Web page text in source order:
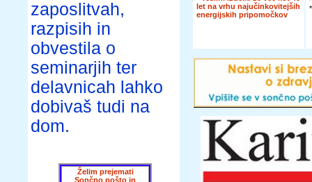
zaposlitvah,
razpisih in
obvestila o
seminarjih ter
delavnicah lahko
dobivaš tudi na
dom.
Želim prejemati
Sončno pošto in
let na vrhu najučinkovitejših
energijskih pripomočkov